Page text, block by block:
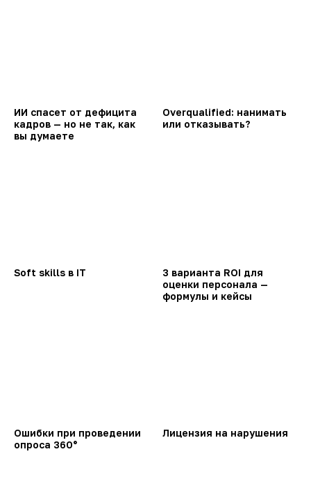
ИИ спасет от дефицита
кадров — но не так, как
вы думаете
Overqualified: нанимать
или отказывать?
Soft skills в IT
3 варианта ROI для
оценки персонала —
формулы и кейсы
Ошибки при проведении
опроса 360°
Лицензия на нарушения